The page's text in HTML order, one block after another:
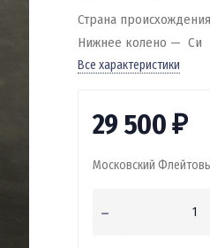
Страна
Нижнее колено
Си
Все характеристики
29 500 ₽
Московский